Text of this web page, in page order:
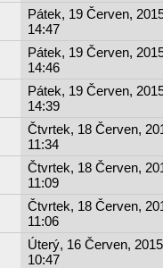
Pátek, 19 Červen,
14:47
Pátek, 19 Červen,
14:46
Pátek, 19 Červen,
14:39
Čtvrtek, 18 Červen,
11:34
Čtvrtek, 18 Červen,
11:09
Čtvrtek, 18 Červen,
11:06
Úterý, 16 Červen,
10:47